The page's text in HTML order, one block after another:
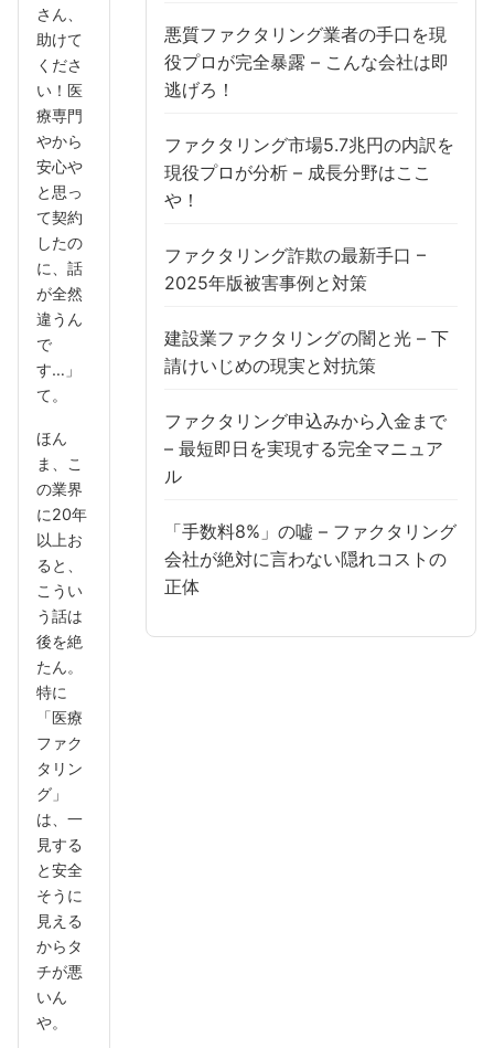
さん、
助けて
くださ
い！医
療専門
やから
安心や
と思っ
て契約
したの
に、話
が全然
違うん
で
す…」
て。
ほん
ま、こ
の業界
に20年
以上お
ると、
こうい
う話は
後を絶
たん。
特に
「医療
ファク
タリン
グ」
は、一
見する
と安全
そうに
見える
からタ
チが悪
いん
や。
悪質ファクタリング業者の手口を現
役プロが完全暴露 – こんな会社は即
逃げろ！
ファクタリング市場5.7兆円の内訳を
現役プロが分析 – 成長分野はここ
や！
ファクタリング詐欺の最新手口 –
2025年版被害事例と対策
建設業ファクタリングの闇と光 – 下
請けいじめの現実と対抗策
ファクタリング申込みから入金まで
– 最短即日を実現する完全マニュア
ル
「手数料8%」の嘘 – ファクタリング
会社が絶対に言わない隠れコストの
正体